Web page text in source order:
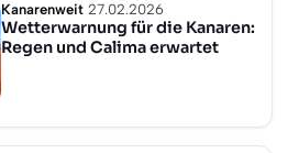
Kanarenweit 27.02.2026
Wetterwarnung für die Kanaren:
Regen und Calima erwartet